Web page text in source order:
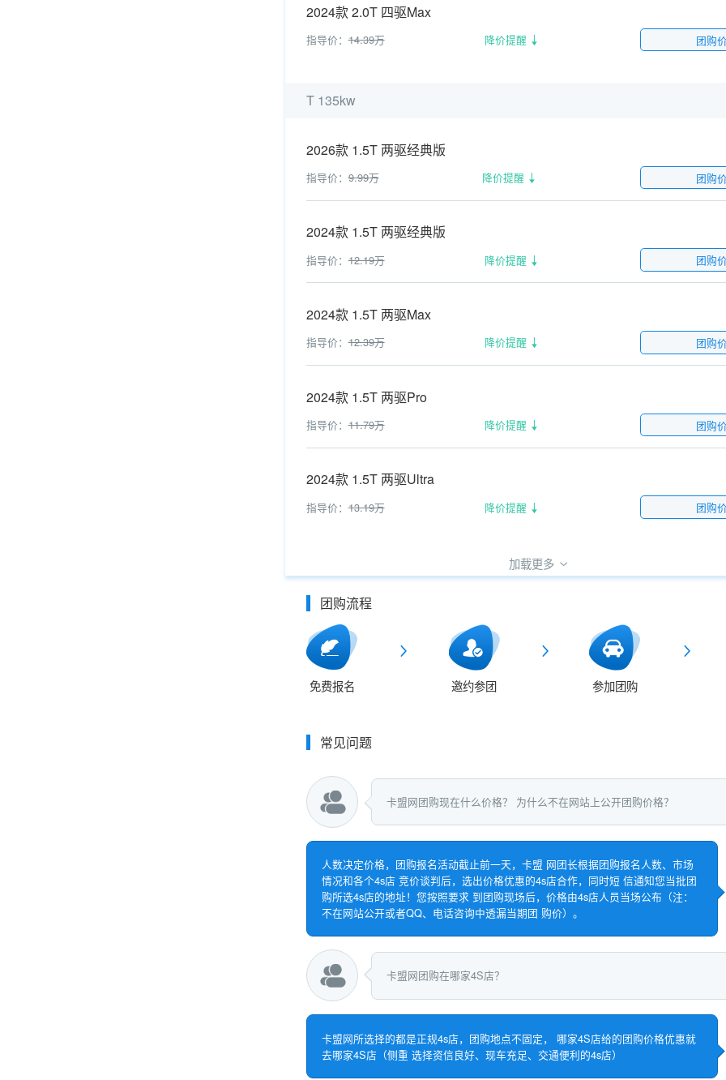
2024款 2.0T 四驱Max
指导价：14.39万 降价提醒 团购
T 135kw
2026款 1.5T 两驱经典版
指导价：9.99万 降价提醒 团购
2024款 1.5T 两驱经典版
指导价：12.19万 降价提醒 团购
2024款 1.5T 两驱Max
指导价：12.39万 降价提醒 团购
2024款 1.5T 两驱Pro
指导价：11.79万 降价提醒 团购
2024款 1.5T 两驱Ultra
指导价：13.19万 降价提醒 团购
加载更多
团购流程
免费报名 邀约参团 参加团购
常见问题
卡盟网团购现在什么价格？ 为什么不在网站上公开团购价格？
人数决定价格，团购报名活动截止前一天，卡盟 网团长根据团购报名人数、市场
情况和各个4s店 竞价谈判后，选出价格优惠的4s店合作，同时短 信通知您当批团
购所选4s店的地址！您按照要求 到团购现场后，价格由4s店人员当场公布（注：
不在网站公开或者QQ、电话咨询中透漏当期团 购价）。
卡盟网团购在哪家4S店？
卡盟网所选择的都是正规4s店，团购地点不固定， 哪家4S店给的团购价格优惠就
去哪家4S店（侧重 选择资信良好、现车充足、交通便利的4s店）